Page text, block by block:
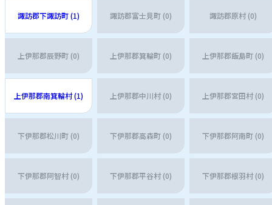
諏訪郡下諏訪町 (1) 諏訪郡富士見町 (0) 諏訪郡原村 (0)
上伊那郡辰野町 (0) 上伊那郡箕輪町 (0) 上伊那郡飯島町 (0)
上伊那郡南箕輪村 (1) 上伊那郡中川村 (0) 上伊那郡宮田村 (0)
下伊那郡松川町 (0) 下伊那郡高森町 (0) 下伊那郡阿南町 (0)
下伊那郡阿智村 (0) 下伊那郡平谷村 (0) 下伊那郡根羽村 (0)